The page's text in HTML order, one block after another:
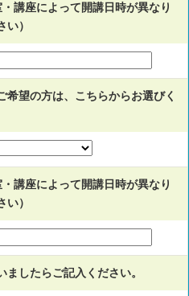
講座によって開講日時が異なり
）
希望の方は、こちらからお選びく
講座によって開講日時が異なり
）
したらご記入ください。